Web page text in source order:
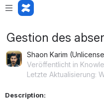
Gestion des
Shaon Karim
Veröffentlicht in
Letzte Aktualisierung:
Description: